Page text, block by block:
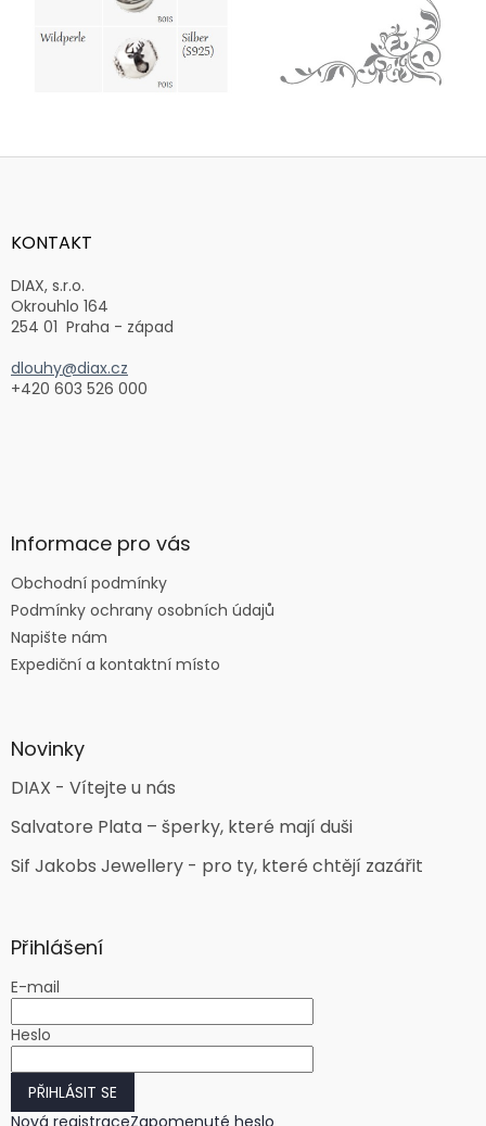
Z
aKONTAKT
DIAX, s.r.o.
Okrouhlo 164
254 01 Praha - západ
dlouhy@diax.cz
+420 603 526 000
Informace pro vás
Obchodní podmínky
Podmínky ochrany osobních údajů
Napište nám
Expediční a kontaktní místo
Novinky
DIAX - Vítejte u nás
Salvatore Plata – šperky, které mají duši
Sif Jakobs Jewellery - pro ty, které chtějí zazářit
Přihlášení
E-mail
Heslo
PŘIHLÁSIT SE
Nová registraceZapomenuté heslo